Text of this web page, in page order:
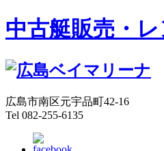
中古艇販売・
広島市南区元宇品町42-16
Tel 082-255-6135